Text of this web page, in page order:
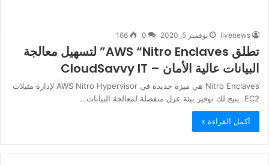
livenews نوفمبر 5, 2020 0
166
تطلق AWS “Nitro Enclaves” لتسهيل معالجة
البيانات عالية الأمان – CloudSavvy IT
Nitro Enclaves هي ميزة جديدة في AWS Nitro Hypervisor لإدارة مثيلات
EC2. يتيح لك توفير بيئة عزل منفصلة لمعالجة البيانات…
أكمل القراءة »